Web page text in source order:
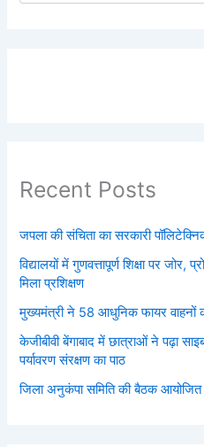
Recent Posts
जपला की संचिता का सरकारी
विद्यालयों में गुणवत्तापूर्ण शिक्षा पर
मिला प्रशिक्षण
मुख्यमंत्री ने 58 आधुनिक फायर वाहनों
केजीबीवी बेंगाबाद में छात्राओं ने पढ़ा
पर्यावरण संरक्षण का पाठ
जिला अनुकंपा समिति की बैठक आयोजित